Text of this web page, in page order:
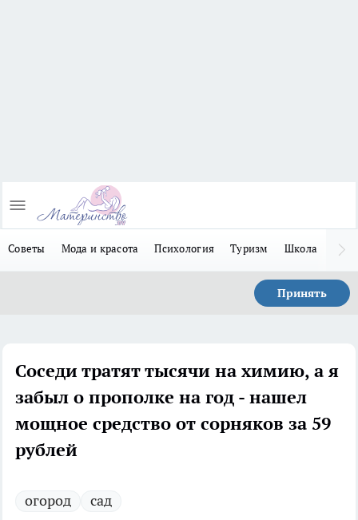
Советы Мода и красота Психология Туризм Школа
Принять
Соседи тратят тысячи на химию, а я
забыл о прополке на год - нашел
мощное средство от сорняков за 59
рублей
огород сад